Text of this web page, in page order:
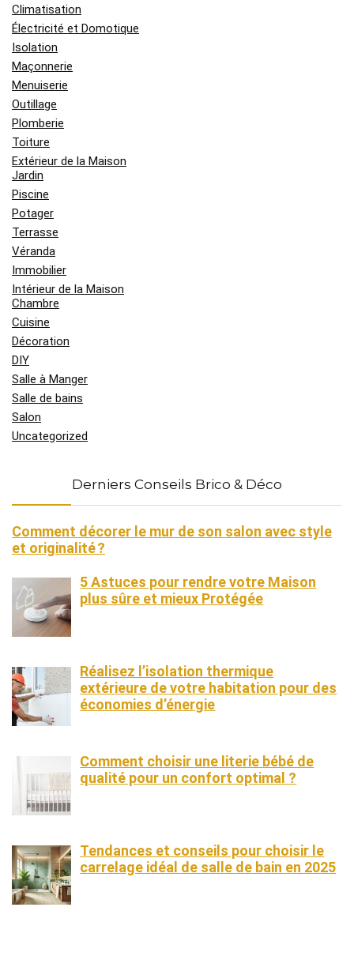
Climatisation
Électricité et Domotique
Isolation
Maçonnerie
Menuiserie
Outillage
Plomberie
Toiture
Extérieur de la Maison
Jardin
Piscine
Potager
Terrasse
Véranda
Immobilier
Intérieur de la Maison
Chambre
Cuisine
Décoration
DIY
Salle à Manger
Salle de bains
Salon
Uncategorized
Derniers Conseils Brico & Déco
Comment décorer le mur de son salon avec style
et originalité ?
5 Astuces pour rendre votre Maison
plus sûre et mieux Protégée
Réalisez l’isolation thermique
extérieure de votre habitation pour des
économies d’énergie
Comment choisir une literie bébé de
qualité pour un confort optimal ?
Tendances et conseils pour choisir le
carrelage idéal de salle de bain en 2025